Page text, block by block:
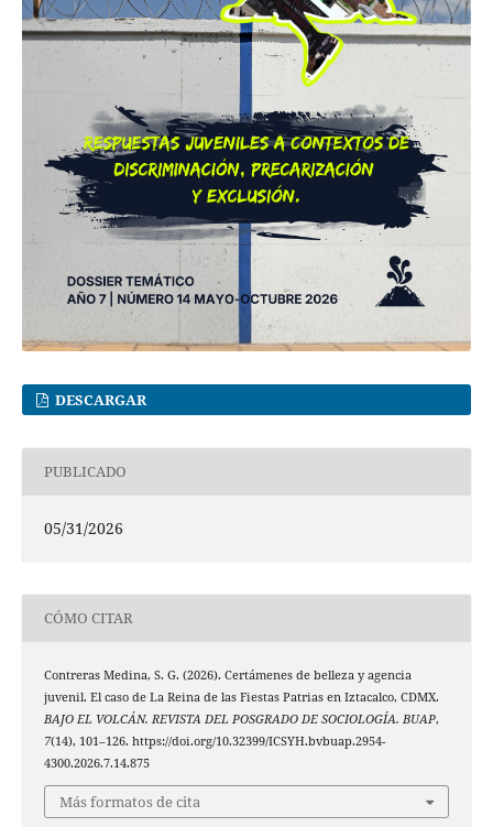
DESCARGAR
PUBLICADO
05/31/2026
CÓMO CITAR
Contreras Medina, S. G. (2026). Certámenes de belleza y agencia
juvenil. El caso de La Reina de las Fiestas Patrias en Iztacalco, CDMX.
BAJO EL VOLCÁN. REVISTA DEL POSGRADO DE SOCIOLOGÍA. BUAP,
7(14), 101–126. https://doi.org/10.32399/ICSYH.bvbuap.2954-
4300.2026.7.14.875
Más formatos de cita